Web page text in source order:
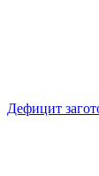
Дефицит